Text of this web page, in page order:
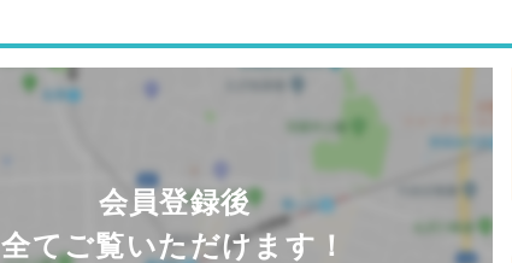
会員登録後
全てご覧いただけます！